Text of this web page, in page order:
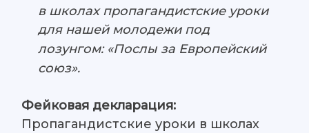
в школах пропагандистские уроки
для нашей молодежи под
лозунгом: «Послы за Европейский
союз».
Фейковая декларация:
Пропагандистские уроки в школах